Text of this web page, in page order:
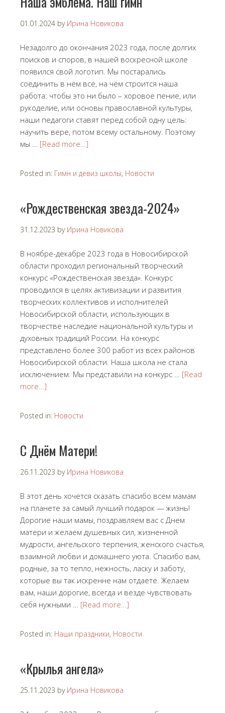
01.01.2024 by Ирина Новикова
Незадолго до окончания 2023 года, после долгих
поисков и споров, в нашей воскресной школе
появился свой логотип. Мы постарались
соединить в нём всё, на чём строится наша
работа: чтобы это ни было – хоровое пение, или
рукоделие, или основы православной культуры,
наши педагоги ставят перед собой одну цель:
научить вере, потом всему остальному. Поэтому
мы … [Read more…]
Posted in: Гимн и девиз школы, Новости
«Рождественская звезда-2024»
31.12.2023 by Ирина Новикова
В ноябре-декабре 2023 года в Новосибирской
области проходил региональный творческий
конкурс «Рождественская звезда». Конкурс
проводился в целях активизации и развития
творческих коллективов и исполнителей
Новосибирской области, использующих в
творчестве наследие национальной культуры и
духовных традиций России. На конкурс
представлено более 300 работ из всех районов
Новосибирской области. Наша школа не стала
исключением. Мы представили на конкурс … [Read
more…]
Posted in: Новости
С Днём Матери!
26.11.2023 by Ирина Новикова
В этот день хочется сказать спасибо всем мамам
на планете за самый лучший подарок — жизнь!
Дорогие наши мамы, поздравляем вас с Днем
матери и желаем душевных сил, жизненной
мудрости, ангельского терпения, женского счастья,
взаимной любви и домашнего уюта. Спасибо вам,
родные, за то тепло, нежность, ласку и заботу,
которые вы так искренне нам отдаете. Желаем
вам, наши дорогие, всегда и везде чувствовать
себя нужными … [Read more…]
Posted in: Наши праздники, Новости
«Крылья ангела»
25.11.2023 by Ирина Новикова